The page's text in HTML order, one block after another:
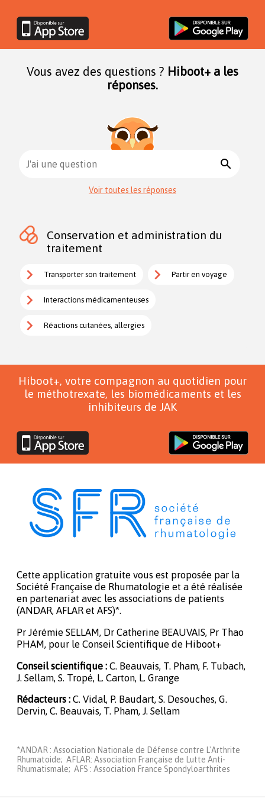
Vous avez des questions ? Hiboot+ a les
réponses.
J'ai une question search
Voir toutes les réponses
Conservation et administration du
traitement
Transporter son traitement Partir en voyage
Interactions médicamenteuses
Réactions cutanées, allergies
Hiboot+, votre compagnon au quotidien pour
le méthotrexate, les biomédicaments et les
inhibiteurs de JAK
Cette application gratuite vous est proposée par la
Société Française de Rhumatologie et a été réalisée
en partenariat avec les associations de patients
(ANDAR, AFLAR et AFS)*.
Pr Jérémie SELLAM, Dr Catherine BEAUVAIS, Pr Thao
PHAM, pour le Conseil Scientifique de Hiboot+
Conseil scientifique : C. Beauvais, T. Pham, F. Tubach,
J. Sellam, S. Tropé, L. Carton, L. Grange
Rédacteurs : C. Vidal, P. Baudart, S. Desouches, G.
Dervin, C. Beauvais, T. Pham, J. Sellam
*ANDAR : Association Nationale de Défense contre L'Arthrite
Rhumatoide; AFLAR: Association Française de Lutte Anti-
Rhumatismale; AFS : Association France Spondyloarthrites